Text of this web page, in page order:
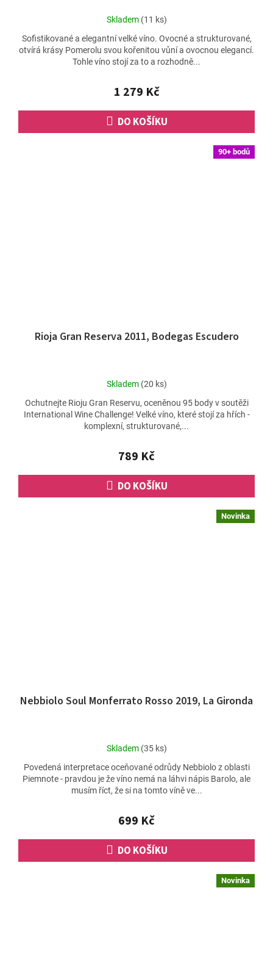
Průměrné
produktu
je
5,0
5
hvězdiček.
Skladem (11 ks)
1 279 Kč
DO KOŠÍKU
Sofistikované a elegantní velké víno. Ovocné a strukturované,
otvírá krásy Pomerolu svou kořenitou vůní a ovocnou elegancí.
Tohle víno stojí za to a rozhodně...
90+ bodů
Rioja Gran Reserva 2011, Bodegas Escudero
Průměrné
produktu
je
5,0
5
hvězdiček.
Skladem (20 ks)
789 Kč
DO KOŠÍKU
Ochutnejte Rioju Gran Reservu, oceněnou 95 body v soutěži
International Wine Challenge! Velké víno, které stojí za hřích -
komplexní, strukturované,...
Novinka
Nebbiolo Soul Monferrato Rosso 2019, La Gironda
Průměrné
produktu
je
5,0
5
hvězdiček.
Skladem (35 ks)
699 Kč
DO KOŠÍKU
Povedená interpretace oceňované odrůdy Nebbiolo z oblasti
Piemnote - pravdou je že víno nemá na láhvi nápis Barolo, ale
musím říct, že si na tomto víně ve...
Novinka